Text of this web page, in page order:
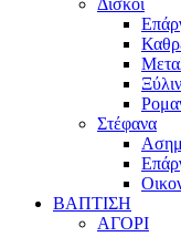
Δίσκοι
Στέφανα
ΒΑΠΤΙΣΗ
ΑΓΟΡΙ